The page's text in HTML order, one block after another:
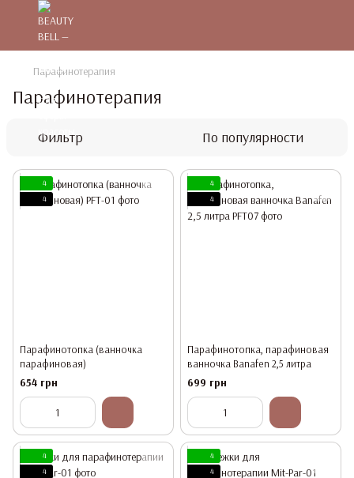
Парафинотерапия
Парафинотерапия
Фильтр По популярности
4
4
Парафинотопка (ванночка
парафиновая)
654 грн
4
4
Парафинотопка, парафиновая
ванночка Вanafen 2,5 литра
699 грн
4
4
4
4